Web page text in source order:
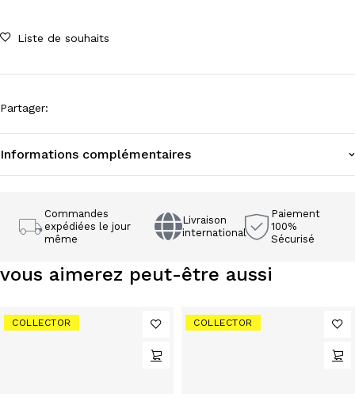
Liste de souhaits
Partager:
Informations complémentaires
Commandes
expédiées le jour
même
Livraison
international
Paiement
100%
Sécurisé
vous aimerez peut-être aussi
COLLECTOR COLLECTOR